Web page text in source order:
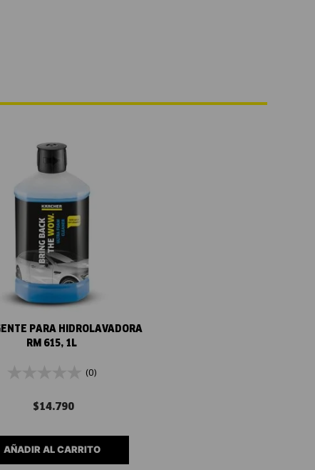
PARA HIDROLAVADORA
RM 615, 1L
(0)
$14.790
AÑADIR AL CARRITO